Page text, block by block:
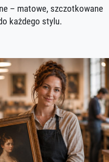
stojący akt obok drzewa.
– matowe, szczotkowane
każdego stylu.